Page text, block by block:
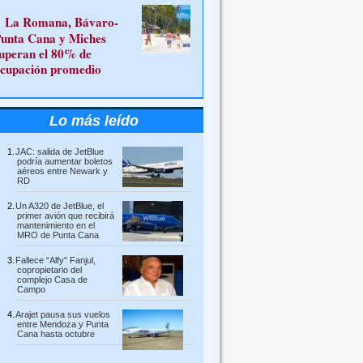
La Romana, Bávaro-
Cana y Miches
el 80% de
promedio
Lo más leído
JAC: salida de JetBlue
podría aumentar boletos
aéreos entre Newark y
RD
Un A320 de JetBlue, el
primer avión que recibirá
mantenimiento en el
MRO de Punta Cana
Fallece “Alfy” Fanjul,
copropietario del
complejo Casa de
Campo
Arajet pausa sus vuelos
entre Mendoza y Punta
Cana hasta octubre